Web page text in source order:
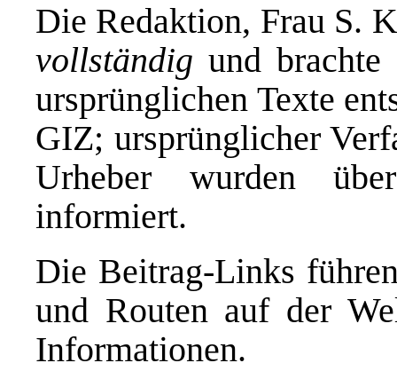
Die Redaktion, Frau S.
vollständig und brachte
ursprünglichen Texte
GIZ; ursprünglicher
Urheber wurden
informiert.
Die Beitrag-Links
und Routen auf der
Informationen.